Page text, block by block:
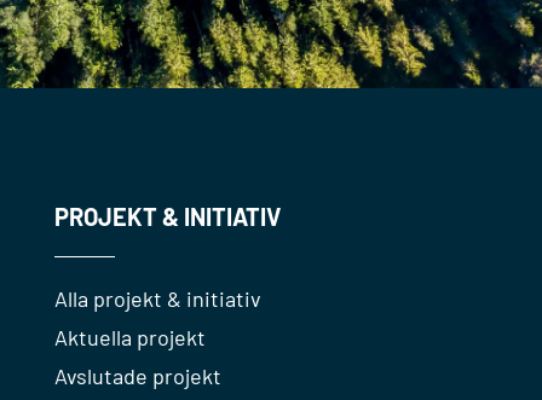
PROJEKT & INITIATIV
Alla projekt & initiativ
Aktuella projekt
Avslutade projekt